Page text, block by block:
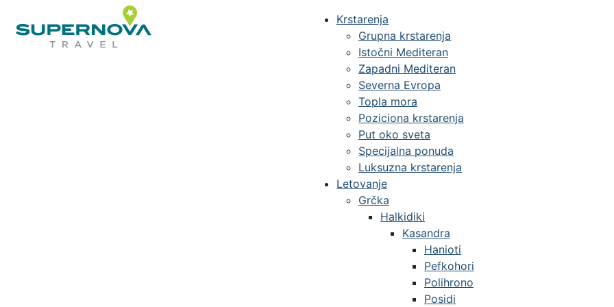
Krstarenja
Grupna krstarenja
Istočni Mediteran
Zapadni Mediteran
Severna Evropa
Topla mora
Poziciona krstarenja
Put oko sveta
Specijalna ponuda
Luksuzna krstarenja
Letovanje
Grčka
Halkidiki
Kasandra
Hanioti
Pefkohori
Polihrono
Posidi